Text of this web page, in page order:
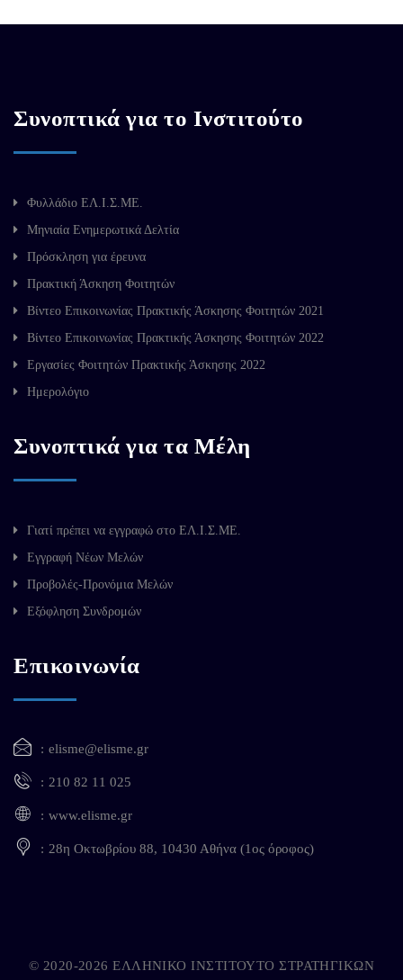
Συνοπτικά για το Ινστιτούτο
Φυλλάδιο ΕΛ.Ι.Σ.ΜΕ.
Μηνιαία Ενημερωτικά Δελτία
Πρόσκληση για έρευνα
Πρακτική Άσκηση Φοιτητών
Βίντεο Επικοινωνίας Πρακτικής Άσκησης Φοιτητών 2021
Βίντεο Επικοινωνίας Πρακτικής Άσκησης Φοιτητών 2022
Εργασίες Φοιτητών Πρακτικής Άσκησης 2022
Ημερολόγιο
Συνοπτικά για τα Μέλη
Γιατί πρέπει να εγγραφώ στο ΕΛ.Ι.Σ.ΜΕ.
Εγγραφή Νέων Μελών
Προβολές-Προνόμια Μελών
Εξόφληση Συνδρομών
Επικοινωνία
elisme@elisme.gr
210 82 11 025
www.elisme.gr
28η Οκτωβρίου 88, 10430 Αθήνα (1ος όροφος)
© 2020-2026 ΕΛΛΗΝΙΚΟ ΙΝΣΤΙΤΟΥΤΟ ΣΤΡΑΤΗΓΙΚΩΝ